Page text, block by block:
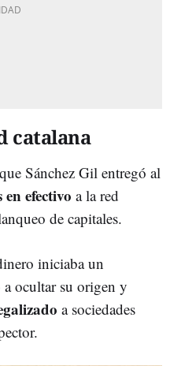
catalana
Sánchez Gil entregó al
efectivo a la red
de capitales.
iniciaba un
ocultar su origen y
a sociedades